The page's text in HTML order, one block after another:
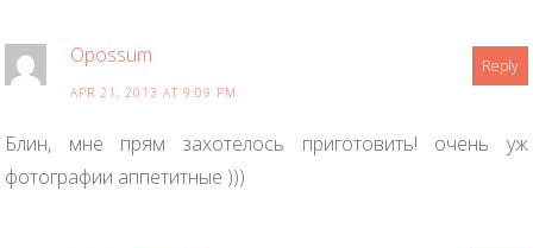
Opossum Reply
APR 21, 2013 AT 9:09 PM
Блин, мне прям захотелось приготовить! очень уж
фотографии аппетитные )))